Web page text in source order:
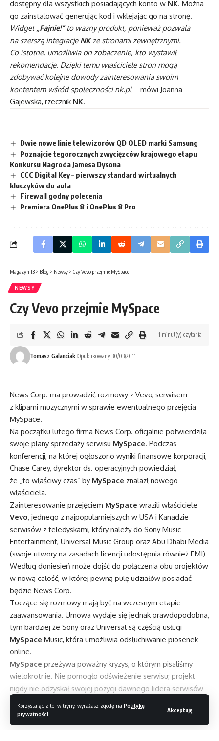
Korzystając z tej witryny, wyrażasz zgodę na Politykę
prywatności
Akceptuję
dostępny dla wszystkich posiadających konto w NK. Można
go zainstalować generując kod i wklejając go na stronę.
Widget„Fajnie!”to ważny produkt, ponieważ pozwala
na szerszą integracje NKze stronami zewnętrznymi.
Co istotne, umożliwia on zobaczenie, kto wystawił
rekomendację. Dzięki temu właściciele stron mogą
zdobywać kolejne dowody zainteresowania swoim
kontentem wśród społeczności nk.pl– mówi Joanna
Gajewska, rzecznik NK.
Dwie nowe linie telewizorów QD OLED marki Samsung
Poznajcie tegorocznych zwycięzców krajowego etapu
Konkursu Nagroda Jamesa Dysona
CCC Digital Key – pierwszy standard wirtualnych
kluczyków do auta
Firewall godny polecenia
Premiera OnePlus 8 i OnePlus 8 Pro
Magazyn T3 > Blog > Newsy > Czy Vevo przejmie MySpace
NEWSY
Czy Vevo przejmie MySpace
Tomasz Galanciak Opublikowany 30/03/2011
1 minut(y) czytania
News Corp. ma prowadzić rozmowy z Vevo, serwisem
z klipami muzycznymi w sprawie ewentualnego przejęcia
MySpace.
Na początku lutego firma News Corp. oficjalnie potwierdziła
swoje plany sprzedaży serwisu MySpace. Podczas
konferencji, na której ogłoszono wyniki finansowe korporacji,
Chase Carey, dyrektor ds. operacyjnych powiedział,
że „to właściwy czas” by MySpace znalazł nowego
właściciela.
Zainteresowanie przejęciem MySpace wrazili właściciele
Vevo, jednego z najpopularniejszych w USA i Kanadzie
serwisów z teledyskami, który należy do Sony Music
Entertainment, Universal Music Group oraz Abu Dhabi Media
(swoje utwory na zasadach licencji udostępnia również EMI).
Według doniesień może dojść do połączenia obu projektów
w nową całość, w której pewną pulę udziałów posiadać
będzie News Corp.
Toczące się rozmowy mają być na wczesnym etapie
zaawansowania. Umowa wydaje się jednak prawdopodobna,
tym bardziej że Sony oraz Universal są częścią usługi
MySpace Music, która umożliwia odsłuchiwanie piosenek
online.
MySpace przeżywa poważny kryzys, o którym pisaliśmy
wielokrotnie. Nie pomogło odświeżenie serwisu; projekt
nigdy nie odzyskał swojej pozycji dawnego lidera serwisów
społecznościowych, a symbolem kryzysu stało się zwolnienie
47 proc. pracowników firmy w połowie stycznia.